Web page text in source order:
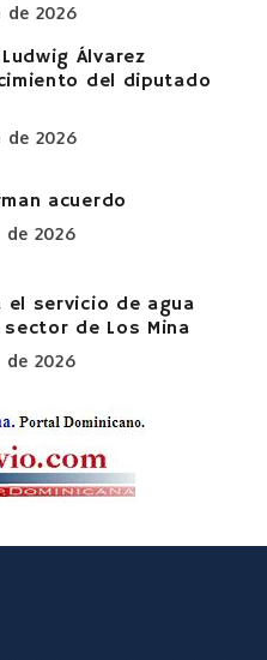
2026
Álvarez
del diputado
2026
acuerdo
2026
el servicio de agua
de Los Mina
2026